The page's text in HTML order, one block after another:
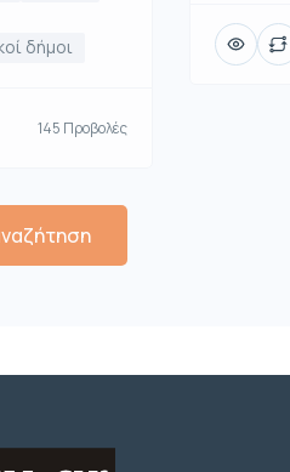
δήμοι
145 Προβολές